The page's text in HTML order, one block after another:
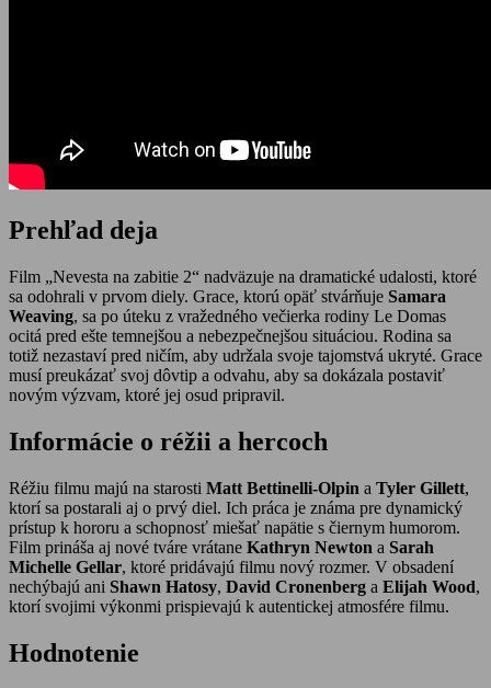
Prehľad deja
Film „Nevesta na zabitie 2“ nadväzuje na dramatické udalosti, ktoré
sa odohrali v prvom diely. Grace, ktorú opäť stvárňuje Samara
Weaving, sa po úteku z vražedného večierka rodiny Le Domas
ocitá pred ešte temnejšou a nebezpečnejšou situáciou. Rodina sa
totiž nezastaví pred ničím, aby udržala svoje tajomstvá ukryté. Grace
musí preukázať svoj dôvtip a odvahu, aby sa dokázala postaviť
novým výzvam, ktoré jej osud pripravil.
Informácie o réžii a hercoch
Réžiu filmu majú na starosti Matt Bettinelli-Olpin a Tyler Gillett,
ktorí sa postarali aj o prvý diel. Ich práca je známa pre dynamický
prístup k hororu a schopnosť miešať napätie s čiernym humorom.
Film prináša aj nové tváre vrátane Kathryn Newton a Sarah
Michelle Gellar, ktoré pridávajú filmu nový rozmer. V obsadení
nechýbajú ani Shawn Hatosy, David Cronenberg a Elijah Wood,
ktorí svojimi výkonmi prispievajú k autentickej atmosfére filmu.
Hodnotenie